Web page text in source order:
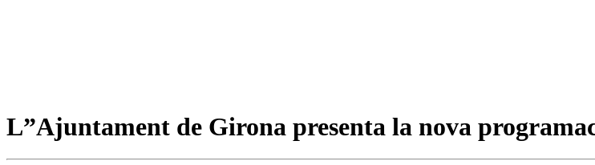
L”Ajuntament de Girona presenta la nova